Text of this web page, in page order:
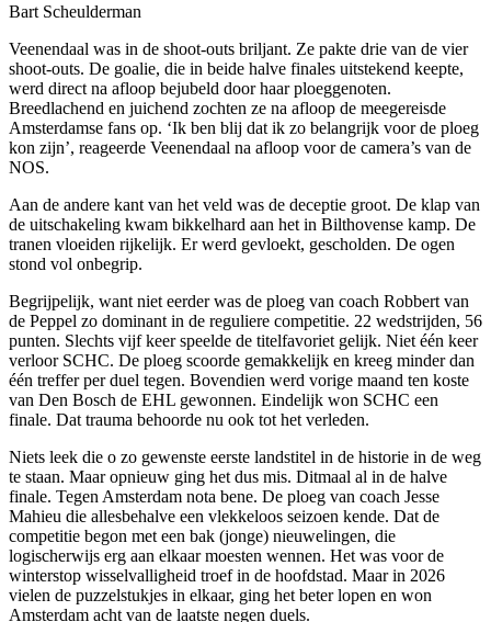
Bart Scheulderman
Veenendaal was in de shoot-outs briljant. Ze pakte drie van de vier
shoot-outs. De goalie, die in beide halve finales uitstekend keepte,
werd direct na afloop bejubeld door haar ploeggenoten.
Breedlachend en juichend zochten ze na afloop de meegereisde
Amsterdamse fans op. ‘Ik ben blij dat ik zo belangrijk voor de ploeg
kon zijn’, reageerde Veenendaal na afloop voor de camera’s van de
NOS.
Aan de andere kant van het veld was de deceptie groot. De klap van
de uitschakeling kwam bikkelhard aan het in Bilthovense kamp. De
tranen vloeiden rijkelijk. Er werd gevloekt, gescholden. De ogen
stond vol onbegrip.
Begrijpelijk, want niet eerder was de ploeg van coach Robbert van
de Peppel zo dominant in de reguliere competitie. 22 wedstrijden, 56
punten. Slechts vijf keer speelde de titelfavoriet gelijk. Niet één keer
verloor SCHC. De ploeg scoorde gemakkelijk en kreeg minder dan
één treffer per duel tegen. Bovendien werd vorige maand ten koste
van Den Bosch de EHL gewonnen. Eindelijk won SCHC een
finale. Dat trauma behoorde nu ook tot het verleden.
Niets leek die o zo gewenste eerste landstitel in de historie in de weg
te staan. Maar opnieuw ging het dus mis. Ditmaal al in de halve
finale. Tegen Amsterdam nota bene. De ploeg van coach Jesse
Mahieu die allesbehalve een vlekkeloos seizoen kende. Dat de
competitie begon met een bak (jonge) nieuwelingen, die
logischerwijs erg aan elkaar moesten wennen. Het was voor de
winterstop wisselvalligheid troef in de hoofdstad. Maar in 2026
vielen de puzzelstukjes in elkaar, ging het beter lopen en won
Amsterdam acht van de laatste negen duels.